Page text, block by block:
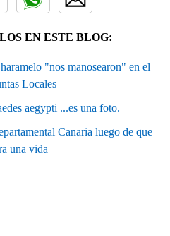
EN ESTE BLOG:
"nos manosearon" en el
Locales
aegypti ...es una foto.
Canaria luego de que
una vida